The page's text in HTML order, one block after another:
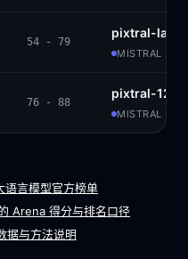
54 - 79
pixtral-
MISTRAL ·
76 - 88
pixtral-12b-
MISTRAL ·
语言模型官方榜单
Arena 得分与排名口径
据与方法说明